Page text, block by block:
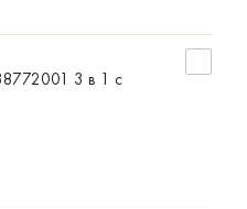
38772001 3 в 1 с